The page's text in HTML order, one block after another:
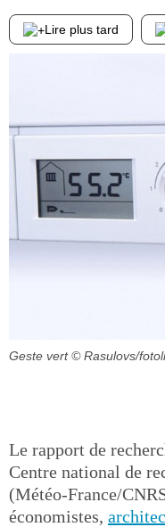
Lire plus tard
Geste vert © Rasulovs/
Le rapport de
Centre national de
(Météo-France/
économistes,